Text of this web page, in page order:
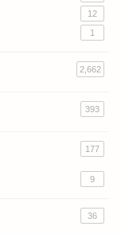
12
1
2,662
393
177
9
36